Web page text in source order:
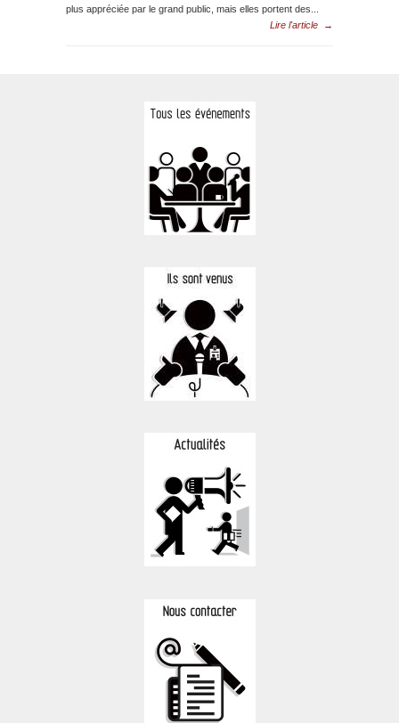
plus appréciée par le grand public, mais elles portent des...
Lire l'article
→